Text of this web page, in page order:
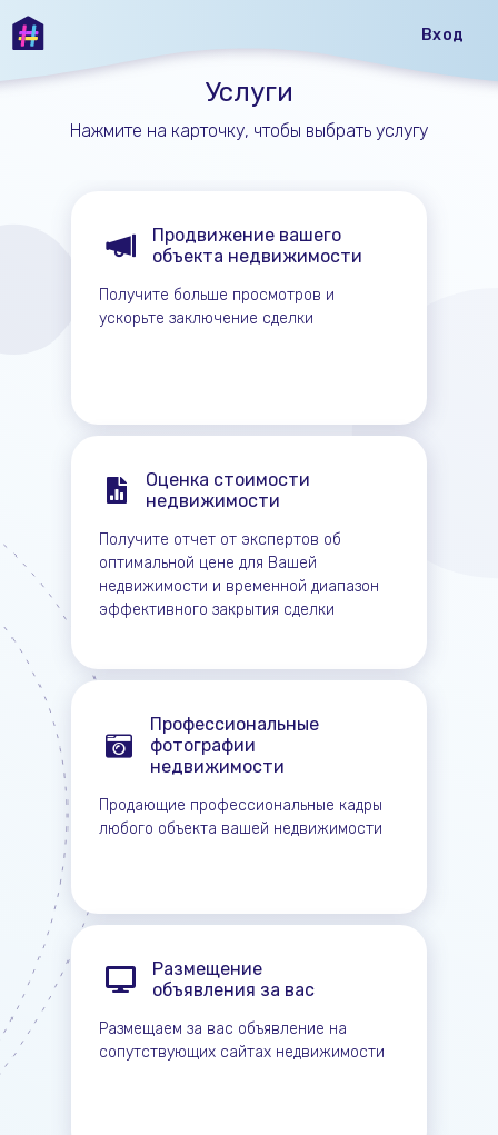
Вход
Услуги
Нажмите на карточку, чтобы выбрать услугу
Продвижение вашего
объекта недвижимости
Получите больше просмотров и
ускорьте заключение сделки
Оценка стоимости
недвижимости
Получите отчет от экспертов об
оптимальной цене для Вашей
недвижимости и временной диапазон
эффективного закрытия сделки
Профессиональные
фотографии
недвижимости
Продающие профессиональные кадры
любого объекта вашей недвижимости
Размещение
объявления за вас
Размещаем за вас объявление на
сопутствующих сайтах недвижимости